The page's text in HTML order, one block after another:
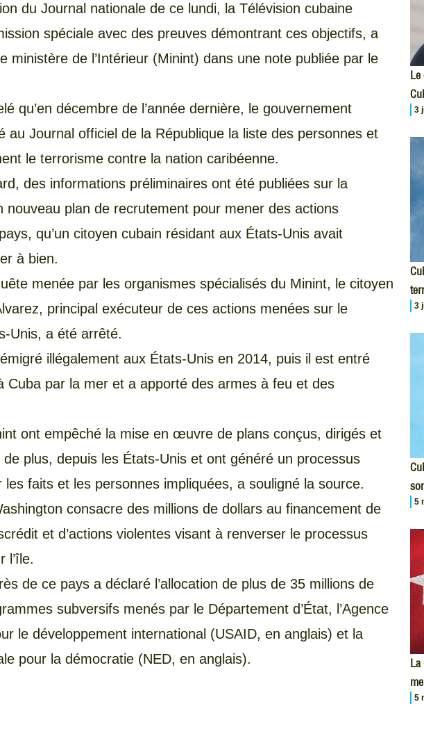
du Journal nationale de ce lundi, la Télévision cubaine
spéciale avec des preuves démontrant ces objectifs, a
ministère de l’Intérieur (Minint) dans une note publiée par le
qu’en décembre de l’année dernière, le gouvernement
au Journal officiel de la République la liste des personnes et
le terrorisme contre la nation caribéenne.
des informations préliminaires ont été publiées sur la
nouveau plan de recrutement pour mener des actions
qu’un citoyen cubain résidant aux États-Unis avait
à bien.
menée par les organismes spécialisés du Minint, le citoyen
principal exécuteur de ces actions menées sur le
Unis, a été arrêté.
illégalement aux États-Unis en 2014, puis il est entré
Cuba par la mer et a apporté des armes à feu et des
ont empêché la mise en œuvre de plans conçus, dirigés et
plus, depuis les États-Unis et ont généré un processus
les faits et les personnes impliquées, a souligné la source.
consacre des millions de dollars au financement de
et d’actions violentes visant à renverser le processus
l’île.
de ce pays a déclaré l’allocation de plus de 35 millions de
subversifs menés par le Département d’État, l’Agence
le développement international (USAID, en anglais) et la
pour la démocratie (NED, en anglais).
3
3
5
La
5